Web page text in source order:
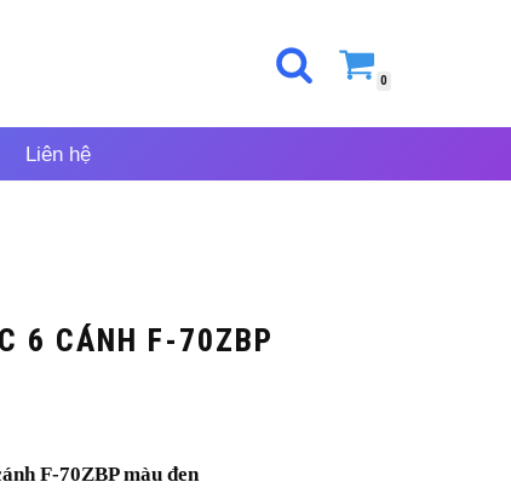
0
Liên hệ
6 CÁNH F-70ZBP
F-70ZBP màu đen